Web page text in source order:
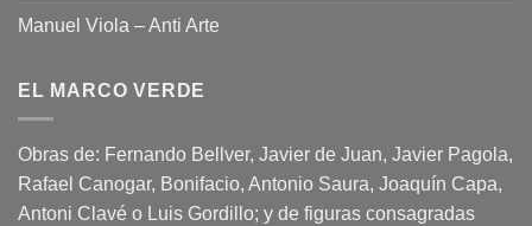
Manuel Viola – Anti Arte
EL MARCO VERDE
Obras de: Fernando Bellver, Javier de Juan, Javier Pagola,
Rafael Canogar, Bonifacio, Antonio Saura, Joaquín Capa,
Antoni Clavé o Luis Gordillo; y de figuras consagradas